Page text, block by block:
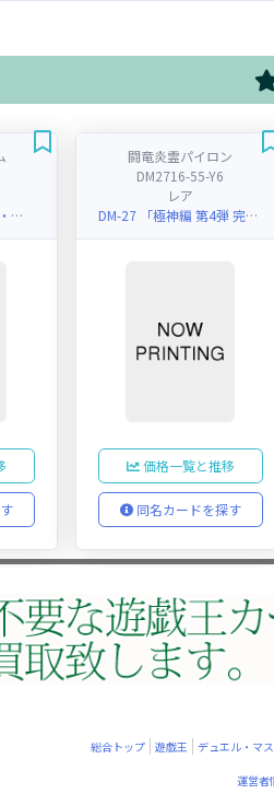
DMX-26 「ファイナル・メモリアル・パック ～DS・Rev・RevF編～」
闘竜炎霊パイロン
DM2716-55-Y6
レア
DM-27 「極神編 第4弾 完全極神(パーフェクト・ヘヴン)」
価格一覧と推移
同名カードを探す
総合トップ 遊戯王 デュエル・マ
運営者